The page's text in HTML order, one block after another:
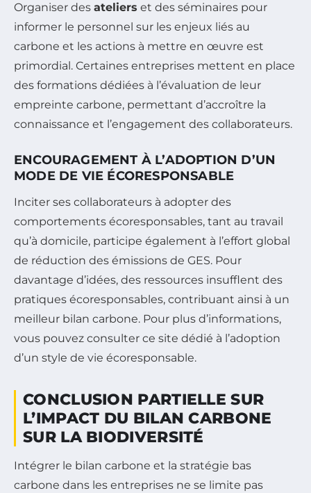
Organiser des ateliers et des séminaires pour
informer le personnel sur les enjeux liés au
carbone et les actions à mettre en œuvre est
primordial. Certaines entreprises mettent en place
des formations dédiées à l’évaluation de leur
empreinte carbone, permettant d’accroître la
connaissance et l’engagement des collaborateurs.
ENCOURAGEMENT À L’ADOPTION D’UN
MODE DE VIE ÉCORESPONSABLE
Inciter ses collaborateurs à adopter des
comportements écoresponsables, tant au travail
qu’à domicile, participe également à l’effort global
de réduction des émissions de GES. Pour
davantage d’idées, des ressources insufflent des
pratiques écoresponsables, contribuant ainsi à un
meilleur bilan carbone. Pour plus d’informations,
vous pouvez consulter ce site dédié à l’adoption
d’un style de vie écoresponsable.
CONCLUSION PARTIELLE SUR
L’IMPACT DU BILAN CARBONE
SUR LA BIODIVERSITÉ
Intégrer le bilan carbone et la stratégie bas
carbone dans les entreprises ne se limite pas